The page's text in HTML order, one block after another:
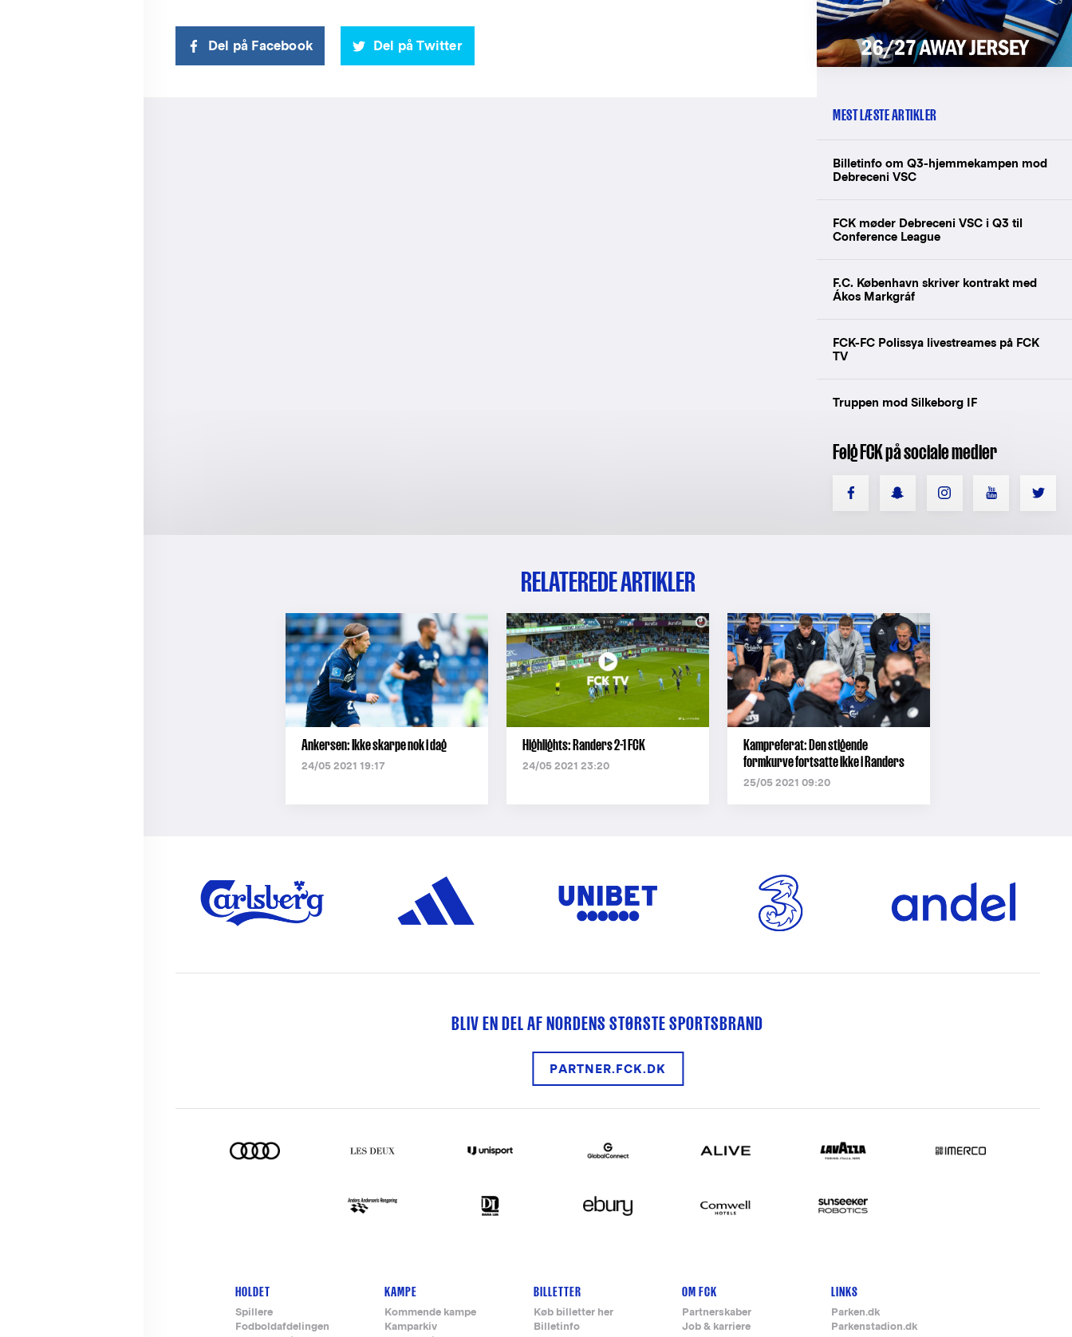
Del på Facebook Del på Twitter
MEST LÆSTE ARTIKLER
Billetinfo om Q3-hjemmekampen mod
Debreceni VSC
FCK møder Debreceni VSC i Q3 til
Conference League
F.C. København skriver kontrakt med
Ákos Markgráf
FCK-FC Polissya livestreames på FCK
TV
Truppen mod Silkeborg IF
Følg FCK på sociale medier
RELATEREDE ARTIKLER
Ankersen: Ikke skarpe nok i dag
24/05 2021 19:17
Highlights: Randers 2-1 FCK
24/05 2021 23:20
Kampreferat: Den stigende
formkurve fortsatte ikke i Randers
25/05 2021 09:20
BLIV EN DEL AF NORDENS STØRSTE SPORTSBRAND
PARTNER.FCK.DK
Footer-
HOLDET
Spillere
Fodboldafdelingen
KAMPE
Kommende kampe
Kamparkiv
BILLETTER
Køb billetter her
Billetinfo
OM FCK
Partnerskaber
Job & karriere
LINKS
Parken.dk
Parkenstadion.dk